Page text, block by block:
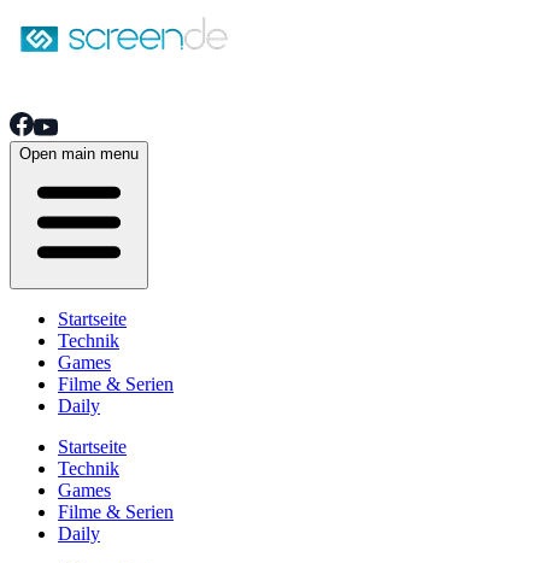
Open main menu
Startseite
Technik
Games
Filme & Serien
Daily
Startseite
Technik
Games
Filme & Serien
Daily